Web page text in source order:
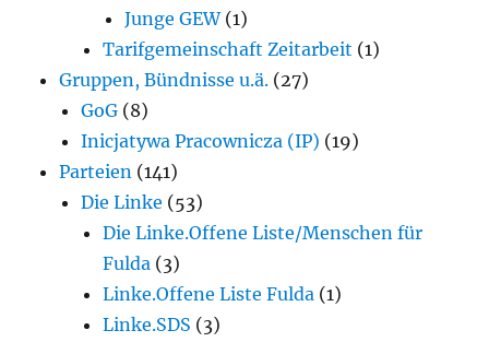
Junge GEW(1)
Tarifgemeinschaft Zeitarbeit (1)
Gruppen, Bündnisse u.ä. (27)
GoG (8)
Inicjatywa Pracownicza (IP) (19)
Parteien (141)
Die Linke (53)
Die Linke.Offene Liste/Menschen für
Fulda (3)
Linke.Offene Liste Fulda (1)
Linke.SDS (3)